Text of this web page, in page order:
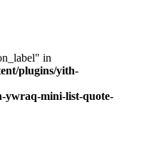
in
plugins/yith-
ywraq-mini-list-quote-